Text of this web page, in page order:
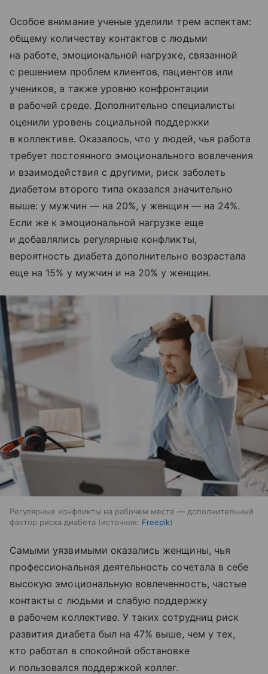
Особое внимание ученые уделили трем аспектам:
общему количеству контактов с людьми
на работе, эмоциональной нагрузке, связанной
с решением проблем клиентов, пациентов или
учеников, а также уровню конфронтации
в рабочей среде. Дополнительно специалисты
оценили уровень социальной поддержки
в коллективе. Оказалось, что у людей, чья работа
требует постоянного эмоционального вовлечения
и взаимодействия с другими, риск заболеть
диабетом второго типа оказался значительно
выше: у мужчин — на 20%, у женщин — на 24%.
Если же к эмоциональной нагрузке еще
и добавлялись регулярные конфликты,
вероятность диабета дополнительно возрастала
еще на 15% у мужчин и на 20% у женщин.
Регулярные конфликты на рабочем месте — дополнительный
фактор риска диабета
источник: Freepik
Самыми уязвимыми оказались женщины, чья
профессиональная деятельность сочетала в себе
высокую эмоциональную вовлеченность, частые
контакты с людьми и слабую поддержку
в рабочем коллективе. У таких сотрудниц риск
развития диабета был на 47% выше, чем у тех,
кто работал в спокойной обстановке
и пользовался поддержкой коллег.